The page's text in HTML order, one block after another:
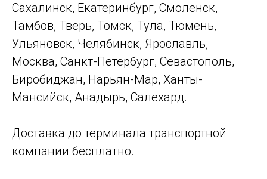
Сахалинск, Екатеринбург, Смоленск,
Тамбов, Тверь, Томск, Тула, Тюмень,
Ульяновск, Челябинск, Ярославль,
Москва, Санкт-Петербург, Севастополь,
Биробиджан, Нарьян-Мар, Ханты-
Мансийск, Анадырь, Салехард.
Доставка до терминала транспортной
компании бесплатно.